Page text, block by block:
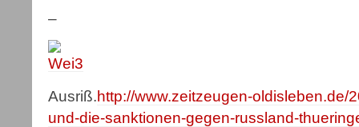
–
Ausriß.http://www.zeitzeugen-oldisleben.de/
und-die-sanktionen-gegen-russland-